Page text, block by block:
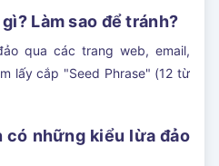
Làm sao để tránh?
qua các trang web, email,
lấy cắp "Seed Phrase" (12 từ
có những kiểu lừa đảo